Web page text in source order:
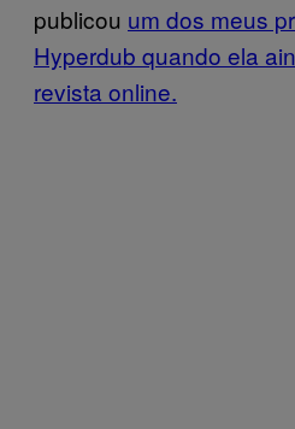
publicou um dos meus
Hyperdub quando ela
revista online.